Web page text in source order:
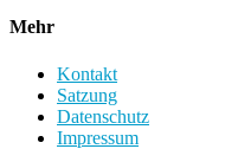
Mehr
Kontakt
Satzung
Datenschutz
Impressum